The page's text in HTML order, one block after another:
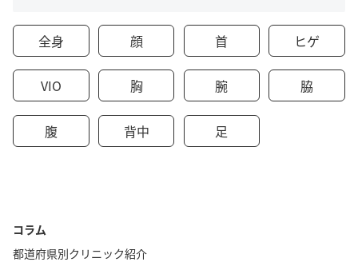
全身 顔 首 ヒゲ
VIO 胸 腕 脇
腹 背中 足
コラム
都道府県別クリニック紹介